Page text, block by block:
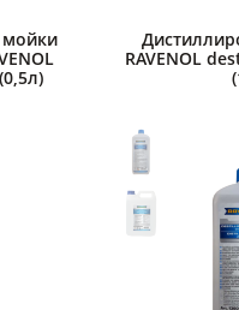
мойки
RAVENOL